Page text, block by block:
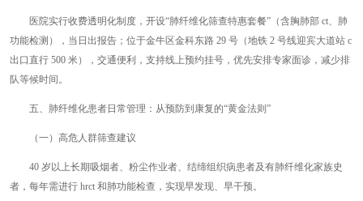
医院实行收费透明化制度，开设“肺纤维化筛查特惠套餐”（含胸肺部 ct、肺
功能检测），当日出报告；位于金牛区金科东路 29 号（地铁 2 号线迎宾大道站 c
出口直行 500 米），交通便利，支持线上预约挂号，优先安排专家面诊，减少排
队等候时间。
五、肺纤维化患者日常管理：从预防到康复的“黄金法则”
（一）高危人群筛查建议
40 岁以上长期吸烟者、粉尘作业者、结缔组织病患者及有肺纤维化家族史
者，每年需进行 hrct 和肺功能检查，实现早发现、早干预。